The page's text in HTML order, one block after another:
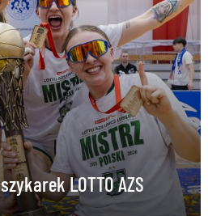
LOTTO AZS